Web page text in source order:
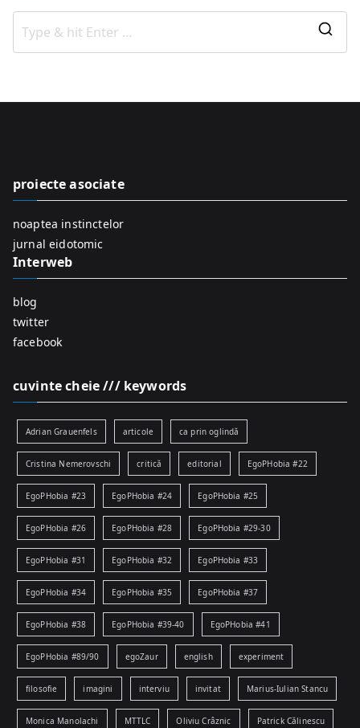
o
proiecte asociate
noaptea instinctelor
jurnal eidotomic
Interweb
blog
twitter
facebook
cuvinte cheie /// keywords
Adrian Grauenfels articole ca prin oglindă
Cristina Nemerovschi critică editorial EgoPHobia #22
EgoPHobia #23 EgoPHobia #24 EgoPHobia #25
EgoPHobia #26 EgoPHobia #28 EgoPHobia #29-30
EgoPHobia #31 EgoPHobia #32 EgoPHobia #33
EgoPHobia #34 EgoPHobia #35 EgoPHobia #37
EgoPHobia #38 EgoPHobia #39-40 EgoPHobia #41
EgoPHobia #89/90 egoZaur english experiment
filosofie imagini interviu invitat Marius-Iulian Stancu
Monica Manolachi MTTLC Oliviu Crâznic Patrick Călinescu